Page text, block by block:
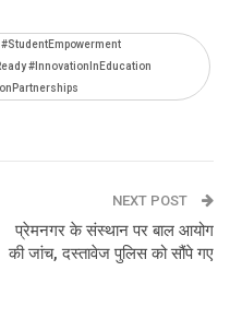
#InnovationInEducation
NEXT POST
प्रेमनगर के संस्थान पर बाल आयोग
की जांच, दस्तावेज पुलिस को सौंपे गए